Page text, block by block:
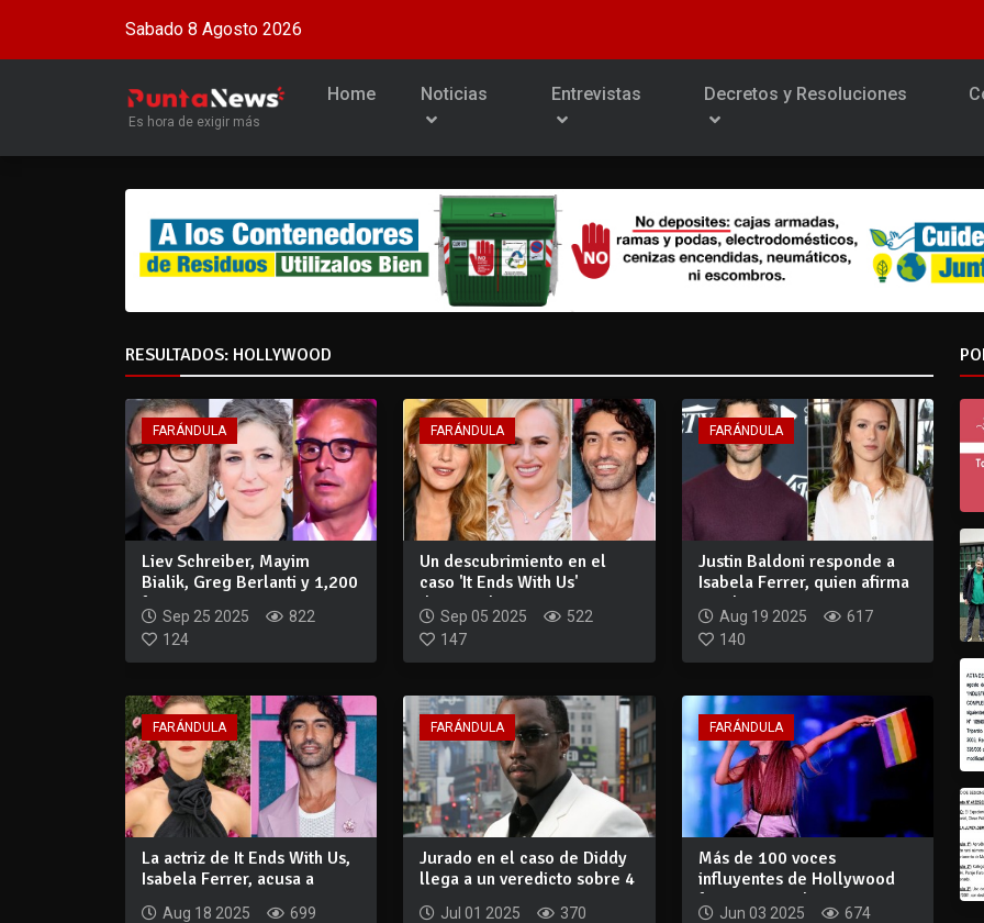
Sabado 8 Agosto 2026
Es hora de exigir más
Home Noticias Entrevistas Decretos y Resoluciones
RESULTADOS: HOLLYWOOD
FARÁNDULA
Liev Schreiber, Mayim
Bialik, Greg Berlanti y 1,200
figuras...
Sep 25 2025
822
124
FARÁNDULA
Un descubrimiento en el
caso 'It Ends With Us'
desencadena u...
Sep 05 2025
522
147
FARÁNDULA
Justin Baldoni responde a
Isabela Ferrer, quien afirma
que l...
Aug 19 2025
617
140
FARÁNDULA
La actriz de It Ends With Us,
Isabela Ferrer, acusa a
Aug 18 2025
699
FARÁNDULA
Jurado en el caso de Diddy
llega a un veredicto sobre 4
Jul 01 2025
370
FARÁNDULA
Más de 100 voces
influyentes de Hollywood
firman carta abier...
Jun 03 2025
674